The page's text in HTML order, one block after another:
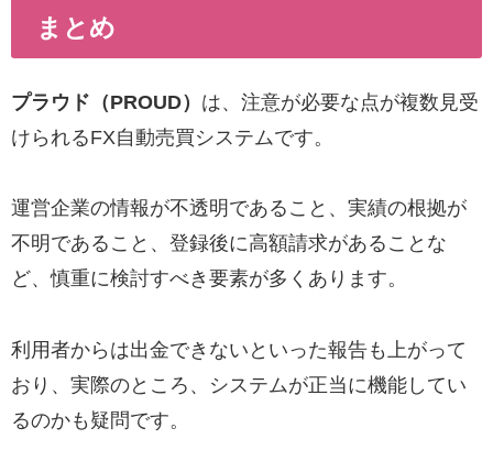
まとめ
プラウド（PROUD） は、注意が必要な点が複数見受
けられるFX自動売買システムです。
運営企業の情報が不透明であること、実績の根拠が
不明であること、登録後に高額請求があることな
ど、慎重に検討すべき要素が多くあります。
利用者からは出金できないといった報告も上がって
おり、実際のところ、システムが正当に機能してい
るのかも疑問です。